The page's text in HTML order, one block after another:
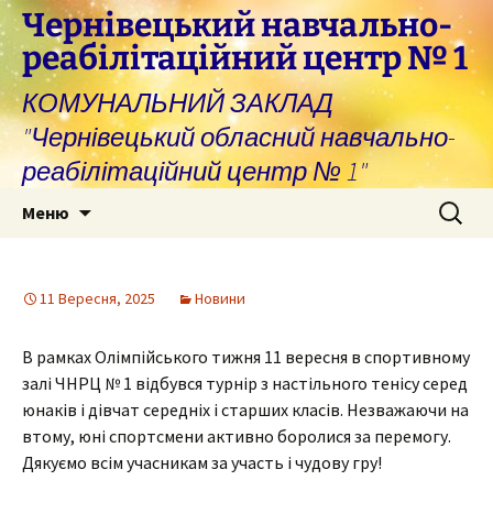
Перейти
до
вмісту
Чернівецький навчально-
реабілітаційний центр № 1
КОМУНАЛЬНИЙ ЗАКЛАД
"Чернівецький обласний навчально-
реабілітаційний центр № 1"
Меню Пошук:
11 Вересня, 2025 Новини
В рамках Олімпійського тижня 11 вересня в спортивному
залі ЧНРЦ № 1 відбувся турнір з настільного тенісу серед
юнаків і дівчат середніх і старших класів. Незважаючи на
втому, юні спортсмени активно боролися за перемогу.
Дякуємо всім учасникам за участь і чудову гру!